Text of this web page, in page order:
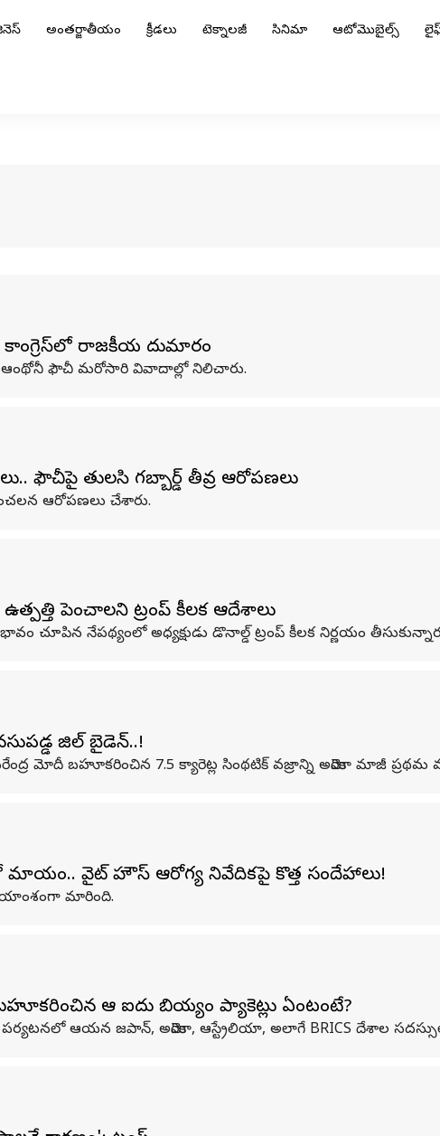
అంతర్జాతీయం క్రీడలు టెక్నాలజీ సినిమా ఆటోమొబైల్స్
కాంగ్రెస్‌లో రాజకీయ దుమారం
ఆంథోనీ ఫౌచీ మరోసారి వివాదాల్లో నిలిచారు.
ఫౌచీపై తులసి గబ్బార్డ్ తీవ్ర ఆరోపణలు
ఆరోపణలు చేశారు.
పెంచాలని ట్రంప్ కీలక ఆదేశాలు
చూపిన నేపథ్యంలో అధ్యక్షుడు డొనాల్డ్ ట్రంప్ కీలక నిర్ణయం
జిల్‌ బైడెన్‌..!
మోదీ బహూకరించిన 7.5 క్యారెట్ల సింథటిక్ వజ్రాన్ని అమెరికా మాజీ
మాయం.. వైట్ హౌస్ ఆరోగ్య నివేదికపై కొత్త సందేహాలు!
మారింది.
ఆ ఐదు బియ్యం ప్యాకెట్లు ఏంటంటే?
ఆయన జపాన్, అమెరికా, ఆస్ట్రేలియా, అలాగే BRICS దేశాల